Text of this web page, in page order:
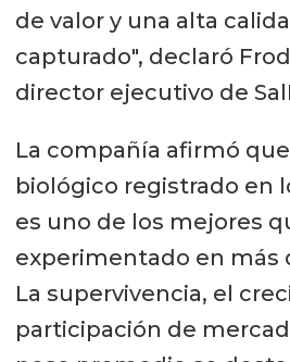
de valor y una alta
capturado", declaró
director ejecutivo de
La compañía afirmó
biológico registrado en
es uno de los mejores
experimentado en más
La supervivencia, el
participación de